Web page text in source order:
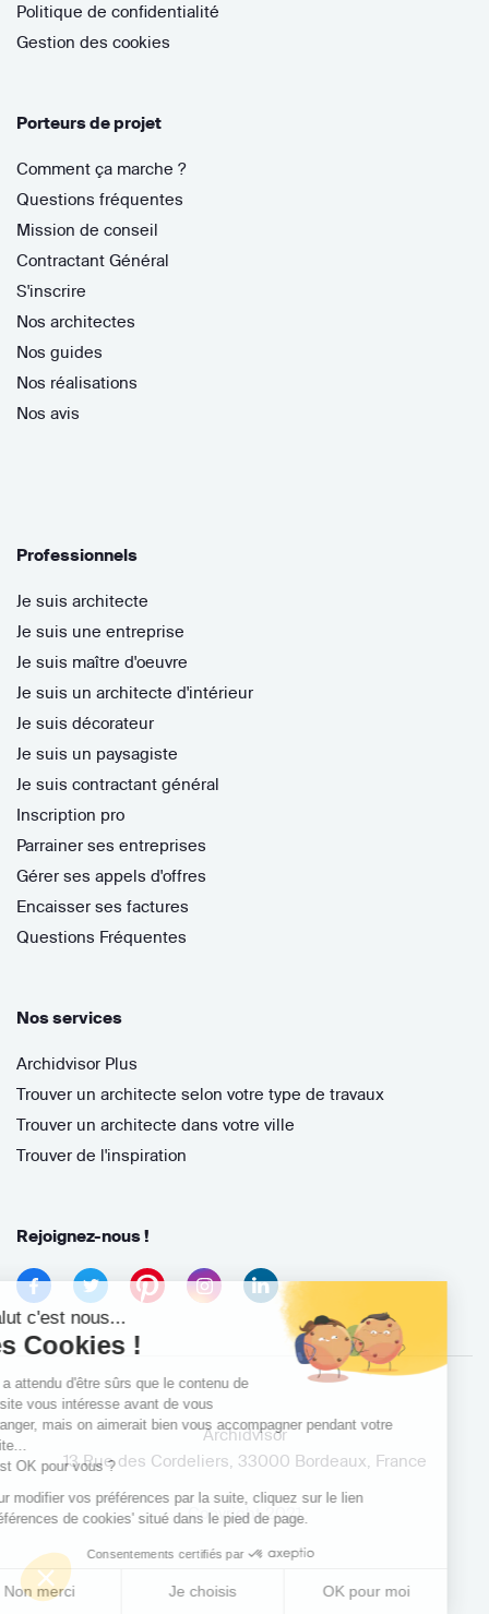
Salut c'est nous...
les Cookies !
On a attendu d'être sûrs que le contenu de
ce site vous intéresse avant de vous
déranger, mais on aimerait bien vous accompagner pendant votre
C'est OK pour vous ?
Pour modifier vos préférences par la suite, cliquez sur le lien
'Préférences de cookies' situé dans le pied de page.
Consentements certifiés par
Non merci Je choisis OK pour moi
Politique de confidentialité
Gestion des cookies
Porteurs de projet
Comment ça marche ?
Questions fréquentes
Mission de conseil
Contractant Général
S'inscrire
Nos architectes
Nos guides
Nos réalisations
Nos avis
Professionnels
Je suis architecte
Je suis une entreprise
Je suis maître d'oeuvre
Je suis un architecte d'intérieur
Je suis décorateur
Je suis un paysagiste
Je suis contractant général
Inscription pro
Parrainer ses entreprises
Gérer ses appels d'offres
Encaisser ses factures
Questions Fréquentes
Nos services
Archidvisor Plus
Trouver un architecte selon votre type de travaux
Trouver un architecte dans votre ville
Trouver de l'inspiration
Rejoignez-nous !
Archidvisor
13 Rue des Cordeliers, 33000 Bordeaux, France
Copyright 2021